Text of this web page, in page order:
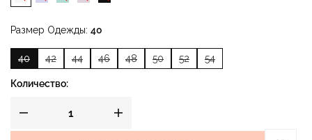
Размер Одежды 40
40 42 44 46 48 50 52 54
Количество: